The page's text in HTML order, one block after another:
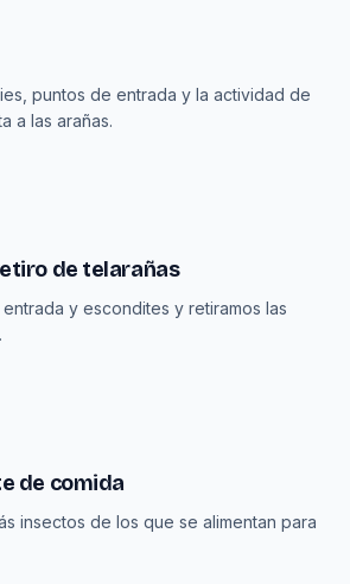
puntos de entrada y la actividad de
a las arañas.
de telarañas
y escondites y retiramos las
de comida
insectos de los que se alimentan para